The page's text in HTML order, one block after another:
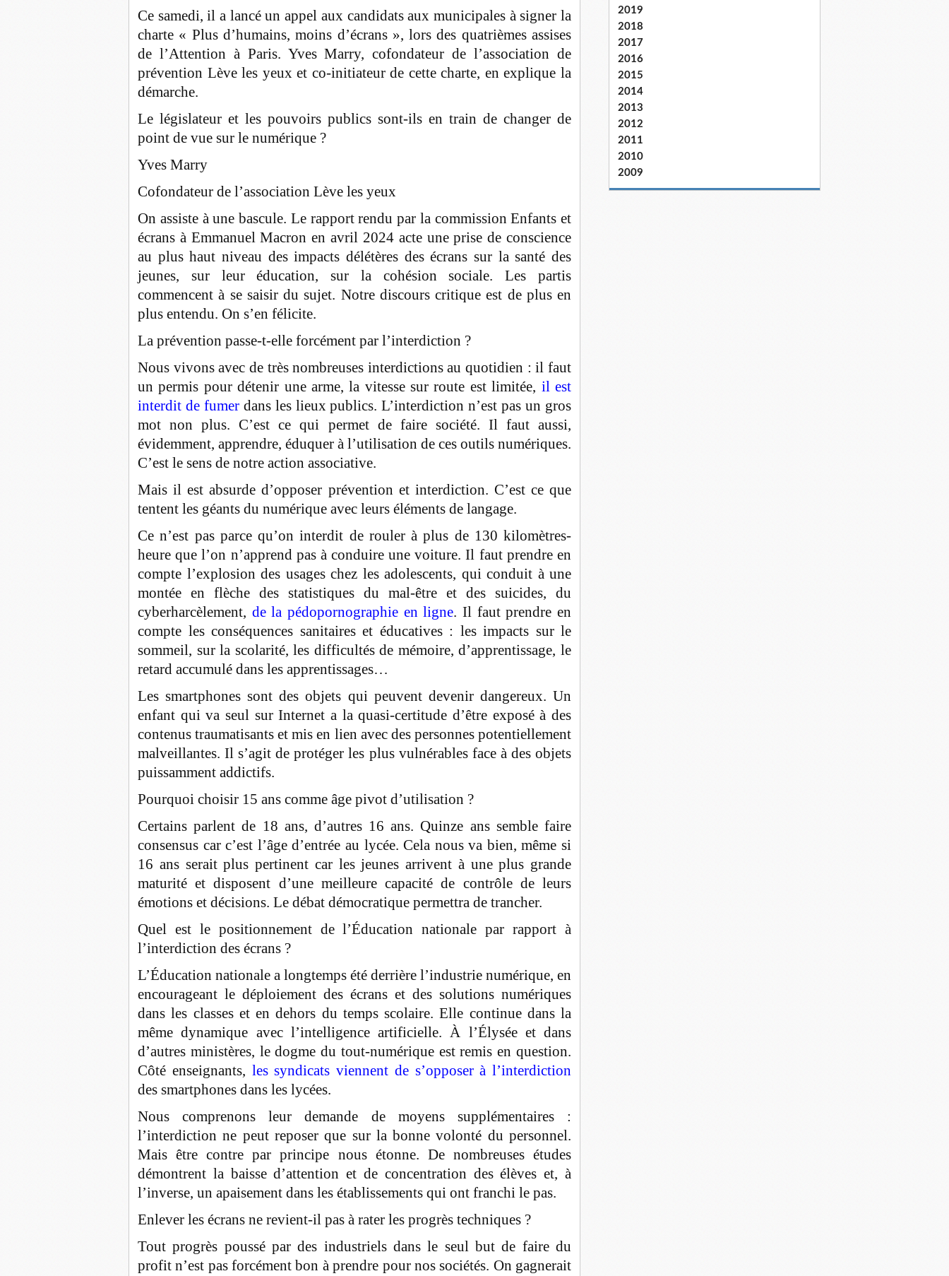
Ce samedi, il a lancé un appel aux candidats aux municipales à signer la
charte « Plus d’humains, moins d’écrans », lors des quatrièmes assises
de l’Attention à Paris. Yves Marry, cofondateur de l’association de
prévention Lève les yeux et co-initiateur de cette charte, en explique la
démarche.
Le législateur et les pouvoirs publics sont-ils en train de changer de
point de vue sur le numérique ?
Yves Marry
Cofondateur de l’association Lève les yeux
On assiste à une bascule. Le rapport rendu par la commission Enfants et
écrans à Emmanuel Macron en avril 2024 acte une prise de conscience
au plus haut niveau des impacts délétères des écrans sur la santé des
jeunes, sur leur éducation, sur la cohésion sociale. Les partis
commencent à se saisir du sujet. Notre discours critique est de plus en
plus entendu. On s’en félicite.
La prévention passe-t-elle forcément par l’interdiction ?
Nous vivons avec de très nombreuses interdictions au quotidien : il faut
un permis pour détenir une arme, la vitesse sur route est limitée, il est
interdit de fumerdans les lieux publics. L’interdiction n’est pas un gros
mot non plus. C’est ce qui permet de faire société. Il faut aussi,
évidemment, apprendre, éduquer à l’utilisation de ces outils numériques.
C’est le sens de notre action associative.
Mais il est absurde d’opposer prévention et interdiction. C’est ce que
tentent les géants du numérique avec leurs éléments de langage.
Ce n’est pas parce qu’on interdit de rouler à plus de 130 kilomètres-
heure que l’on n’apprend pas à conduire une voiture. Il faut prendre en
compte l’explosion des usages chez les adolescents, qui conduit à une
montée en flèche des statistiques du mal-être et des suicides, du
cyberharcèlement, de la pédopornographie en ligne. Il faut prendre en
compte les conséquences sanitaires et éducatives : les impacts sur le
sommeil, sur la scolarité, les difficultés de mémoire, d’apprentissage, le
retard accumulé dans les apprentissages…
Les smartphones sont des objets qui peuvent devenir dangereux. Un
enfant qui va seul sur Internet a la quasi-certitude d’être exposé à des
contenus traumatisants et mis en lien avec des personnes potentiellement
malveillantes. Il s’agit de protéger les plus vulnérables face à des objets
puissamment addictifs.
Pourquoi choisir 15 ans comme âge pivot d’utilisation ?
Certains parlent de 18 ans, d’autres 16 ans. Quinze ans semble faire
consensus car c’est l’âge d’entrée au lycée. Cela nous va bien, même si
16 ans serait plus pertinent car les jeunes arrivent à une plus grande
maturité et disposent d’une meilleure capacité de contrôle de leurs
émotions et décisions. Le débat démocratique permettra de trancher.
Quel est le positionnement de l’Éducation nationale par rapport à
l’interdiction des écrans ?
L’Éducation nationale a longtemps été derrière l’industrie numérique, en
encourageant le déploiement des écrans et des solutions numériques
dans les classes et en dehors du temps scolaire. Elle continue dans la
même dynamique avec l’intelligence artificielle. À l’Élysée et dans
d’autres ministères, le dogme du tout-numérique est remis en question.
Côté enseignants, les syndicats viennent de s’opposer à l’interdiction
des smartphones dans les lycées.
Nous comprenons leur demande de moyens supplémentaires :
l’interdiction ne peut reposer que sur la bonne volonté du personnel.
Mais être contre par principe nous étonne. De nombreuses études
démontrent la baisse d’attention et de concentration des élèves et, à
l’inverse, un apaisement dans les établissements qui ont franchi le pas.
Enlever les écrans ne revient-il pas à rater les progrès techniques ?
Tout progrès poussé par des industriels dans le seul but de faire du
profit n’est pas forcément bon à prendre pour nos sociétés. On gagnerait
2019
2018
2017
2016
2015
2014
2013
2012
2011
2010
2009